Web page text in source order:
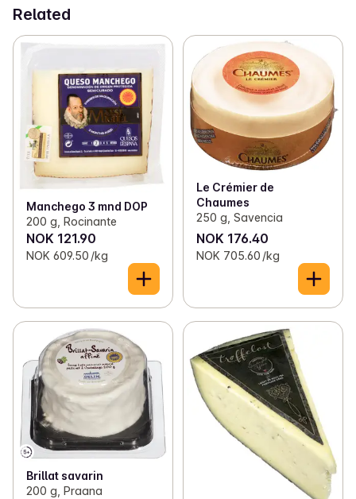
Related
Manchego 3 mnd DOP
200 g, Rocinante
NOK 121.90
NOK 609.50 /kg
Le Crémier de
Chaumes
250 g, Savencia
NOK 176.40
NOK 705.60 /kg
Brillat savarin
200 g, Praana